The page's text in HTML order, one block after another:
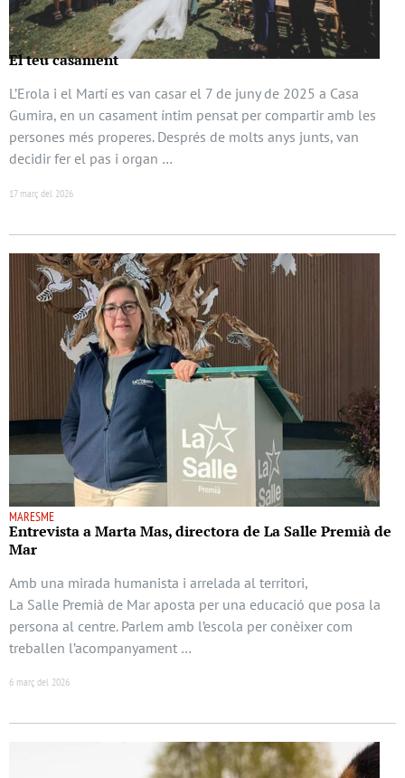
El teu casament
L’Erola i el Martí es van casar el 7 de juny de 2025 a Casa
Gumira, en un casament íntim pensat per compartir amb les
persones més properes. Després de molts anys junts, van
decidir fer el pas i organ …
17 març del 2026
MARESME
Entrevista a Marta Mas, directora de La Salle Premià de
Mar
Amb una mirada humanista i arrelada al territori,
La Salle Premià de Mar aposta per una educació que posa la
persona al centre. Parlem amb l’escola per conèixer com
treballen l’acompanyament …
6 març del 2026